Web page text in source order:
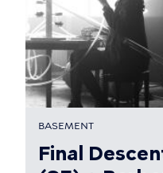
BASEMENT
Final